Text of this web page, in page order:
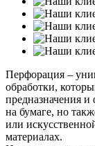
Перфорация –
обработки,
предназначения
на бумаге, но
или
материалах.